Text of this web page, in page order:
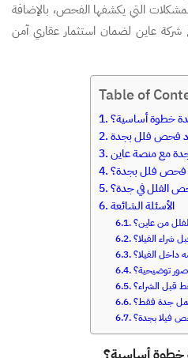
التي يكشفها الفحص، بالإضافة
عاين لضمان استثمار عقاري آمن
Table of
خطوة أساسية؟
فحص فلل بجدة
مع منصة عاين
فلل بجدة؟
الفلل في جدة؟
الأسئلة الشائعة
من عاين؟
شراء الفيلا؟
داخل الفيلا؟
توضيحية؟
الشراء؟
جدة فقط؟
فيلا بجدة؟